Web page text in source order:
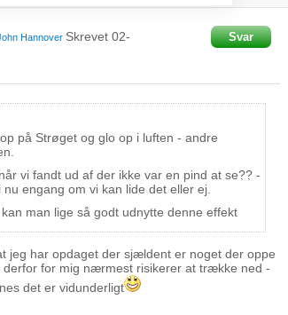
Hannover Skrevet 02-
Svar
på Strøget og glo op i luften - andre
vi fandt ud af der ikke var en pind at se?? -
engang om vi kan lide det eller ej.
man lige så godt udnytte denne effekt
jeg har opdaget der sjældent er noget der oppe
derfor for mig nærmest risikerer at trække ned -
det er vidunderligt
forskellige